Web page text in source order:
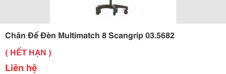
Chân Đế Đèn Multimatch 8 Scangrip 03.5682
( HẾT HẠN )
Liên hệ